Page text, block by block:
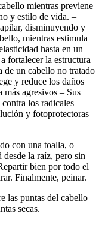
mientras previene
y estilo de vida. –
disminuyendo y
mientras estimula
hasta en un
fortalecer la estructura
de un cabello no tratado
y reduce los daños
más agresivos – Sus
los radicales
y fotoprotectoras
con una toalla, o
la raíz, pero sin
bien por todo el
Finalmente, peinar.
las puntas del cabello
secas.